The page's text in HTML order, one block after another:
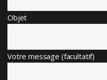
Objet
Votre message (facultatif)